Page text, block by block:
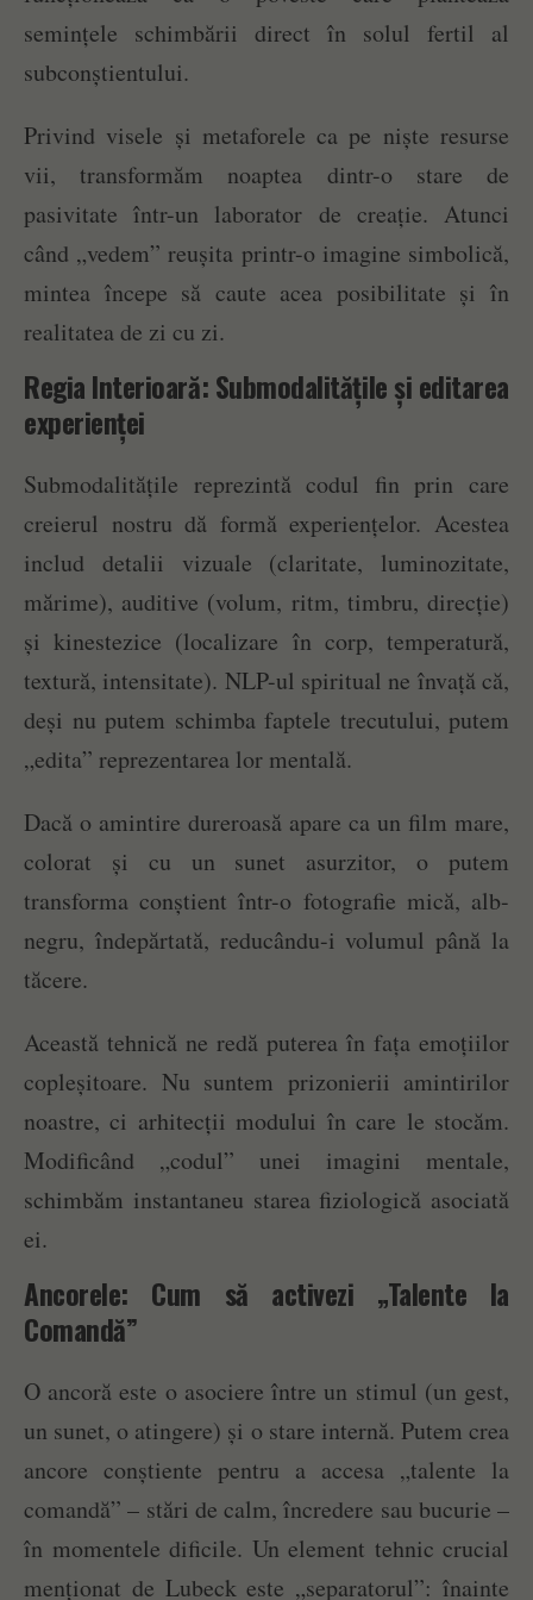
semințele schimbării direct în solul fertil al
subconștientului.
Privind visele și metaforele ca pe niște resurse
vii, transformăm noaptea dintr-o stare de
pasivitate într-un laborator de creație. Atunci
când „vedem” reușita printr-o imagine simbolică,
mintea începe să caute acea posibilitate și în
realitatea de zi cu zi.
Regia Interioară: Submodalitățile și editarea
experienței
Submodalitățile reprezintă codul fin prin care
creierul nostru dă formă experiențelor. Acestea
includ detalii vizuale (claritate, luminozitate,
mărime), auditive (volum, ritm, timbru, direcție)
și kinestezice (localizare în corp, temperatură,
textură, intensitate). NLP-ul spiritual ne învață că,
deși nu putem schimba faptele trecutului, putem
„edita” reprezentarea lor mentală.
Dacă o amintire dureroasă apare ca un film mare,
colorat și cu un sunet asurzitor, o putem
transforma conștient într-o fotografie mică, alb-
negru, îndepărtată, reducându-i volumul până la
tăcere.
Această tehnică ne redă puterea în fața emoțiilor
copleșitoare. Nu suntem prizonierii amintirilor
noastre, ci arhitecții modului în care le stocăm.
Modificând „codul” unei imagini mentale,
schimbăm instantaneu starea fiziologică asociată
ei.
Ancorele: Cum să activezi „Talente la
Comandă”
O ancoră este o asociere între un stimul (un gest,
un sunet, o atingere) și o stare internă. Putem crea
ancore conștiente pentru a accesa „talente la
comandă” – stări de calm, încredere sau bucurie –
în momentele dificile. Un element tehnic crucial
menționat de Lubeck este „separatorul”: înainte